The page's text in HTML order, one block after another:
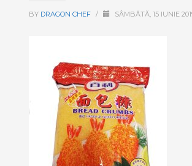
BY DRAGON CHEF / SÂMBĂTĂ, 15 IUNIE